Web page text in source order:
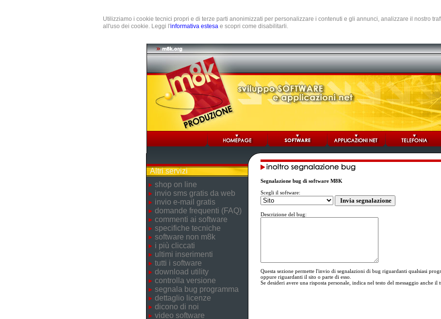
Utilizziamo i cookie tecnici propri e di terze parti anonimizzati per personalizzare i contenuti e gli annunci, analizzare il nostro
all'uso dei cookie. Leggi l'informativa estesa e scopri come disabilitarli.
Altri servizi
shop on line
invio sms gratis da web
invio e-mail gratis
domande frequenti (FAQ)
commenti ai software
specifiche tecniche
software non m8k
i più cliccati
ultimi inserimenti
tutti i software
download utility
controlla versione
segnala bug programma
dettaglio licenze
dicono di noi
video software
Segnalazione bug di software M8K
Scegli il software:
Descrizione del bug:
Questa sezione permette l'invio di segnalazioni di bug riguardanti qualsiasi
oppure riguardanti il sito o parte di esso.
Se desideri avere una risposta personale, indica nel testo del messaggio anche il